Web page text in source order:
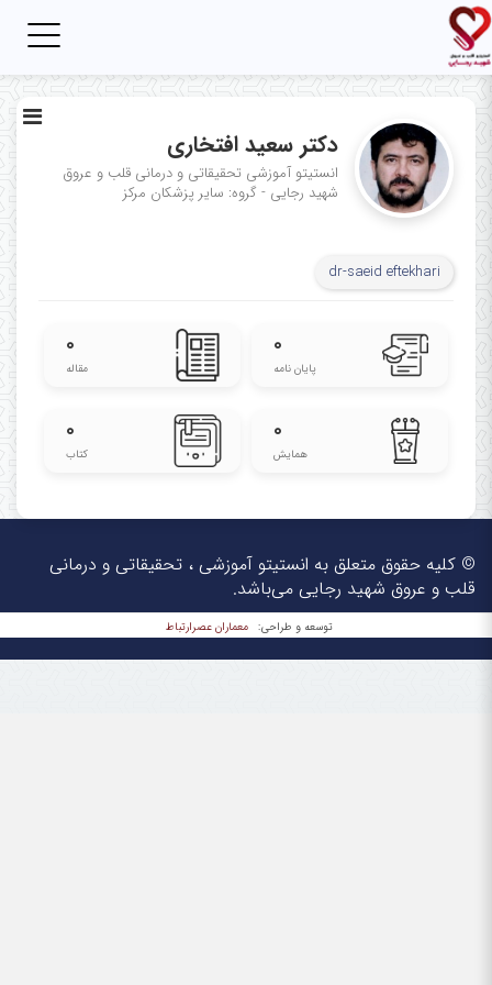
دکتر سعید افتخاری
انستیتو آموزشی تحقیقاتی و درمانی قلب و عروق
شهید رجایی - گروه: سایر پزشکان مرکز
dr-saeid eftekhari
۰
پایان نامه
۰
مقاله
۰
همایش
۰
کتاب
© کلیه حقوق متعلق به انستیتو آموزشی ، تحقیقاتی و درمانی
قلب و عروق شهید رجایی می‌باشد.
توسعه و طراحی: معماران عصر‌ارتباط